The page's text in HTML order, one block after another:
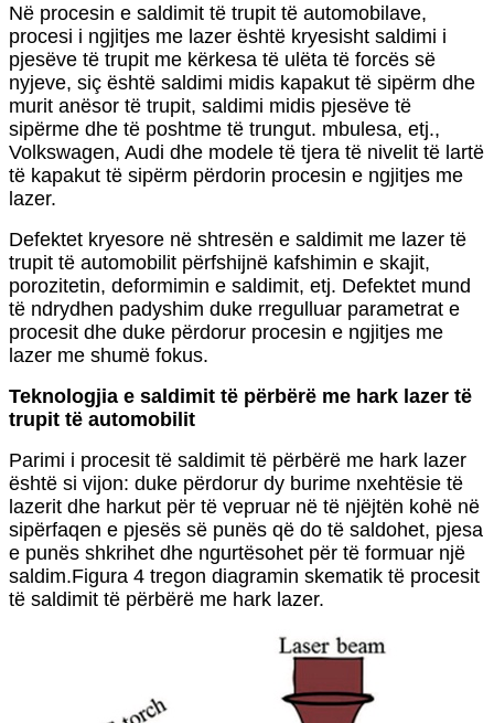
Në procesin e saldimit të trupit të automobilave,
procesi i ngjitjes me lazer është kryesisht saldimi i
pjesëve të trupit me kërkesa të ulëta të forcës së
nyjeve, siç është saldimi midis kapakut të sipërm dhe
murit anësor të trupit, saldimi midis pjesëve të
sipërme dhe të poshtme të trungut. mbulesa, etj.,
Volkswagen, Audi dhe modele të tjera të nivelit të lartë
të kapakut të sipërm përdorin procesin e ngjitjes me
lazer.
Defektet kryesore në shtresën e saldimit me lazer të
trupit të automobilit përfshijnë kafshimin e skajit,
porozitetin, deformimin e saldimit, etj. Defektet mund
të ndrydhen padyshim duke rregulluar parametrat e
procesit dhe duke përdorur procesin e ngjitjes me
lazer me shumë fokus.
Teknologjia e saldimit të përbërë me hark lazer të
trupit të automobilit
Parimi i procesit të saldimit të përbërë me hark lazer
është si vijon: duke përdorur dy burime nxehtësie të
lazerit dhe harkut për të vepruar në të njëjtën kohë në
sipërfaqen e pjesës së punës që do të saldohet, pjesa
e punës shkrihet dhe ngurtësohet për të formuar një
saldim.Figura 4 tregon diagramin skematik të procesit
të saldimit të përbërë me hark lazer.